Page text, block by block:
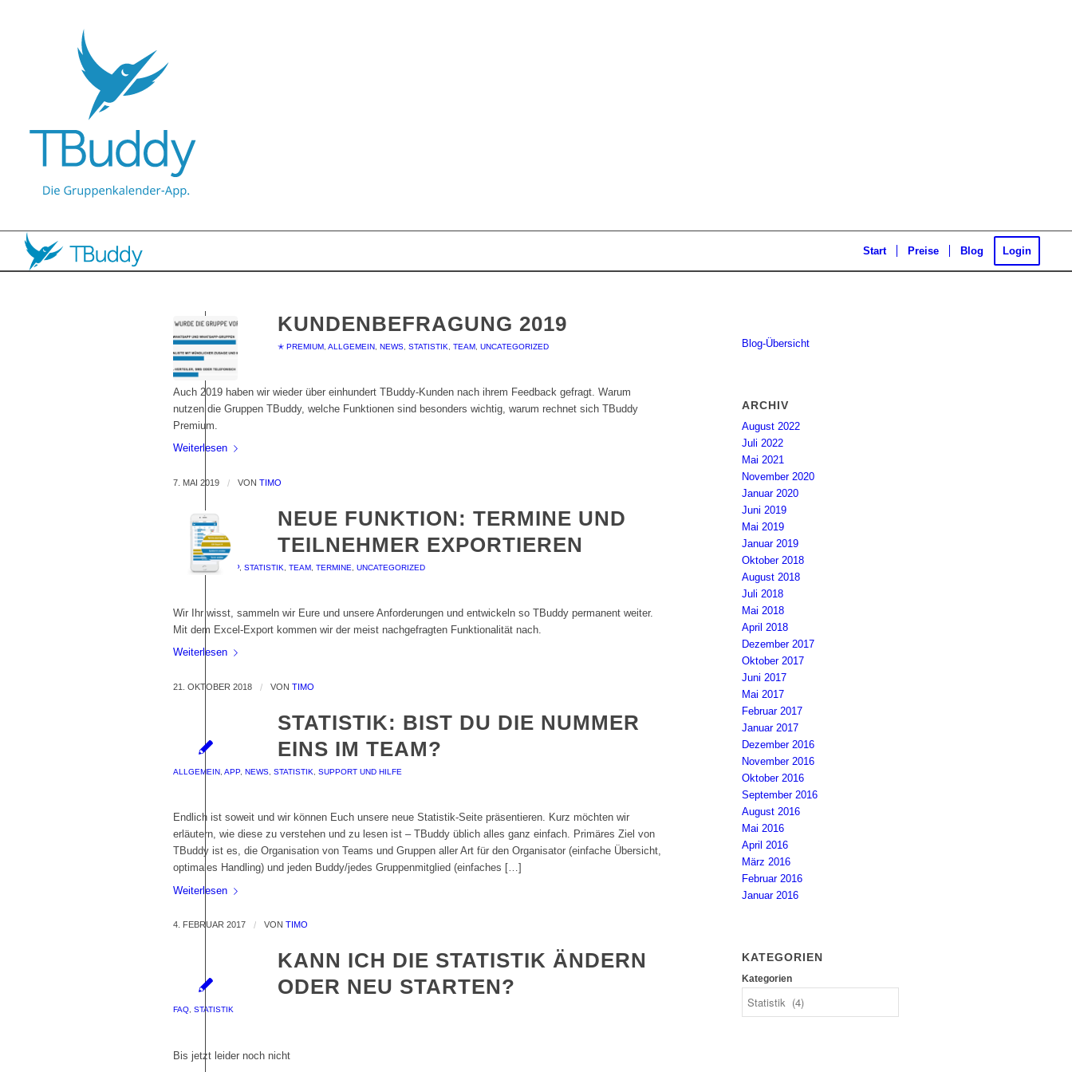
Start Preise Blog Login
KUNDENBEFRAGUNG 2019
✭ PREMIUM ALLGEMEIN NEWS STATISTIK TEAM UNCATEGORIZED
Auch 2019 haben wir wieder über einhundert TBuddy-Kunden nach ihrem Feedback gefragt. Warum
nutzen die Gruppen TBuddy, welche Funktionen sind besonders wichtig, warum rechnet sich TBuddy
Premium.
Weiterlesen
7. MAI 2019 / VON TIMO
NEUE FUNKTION: TERMINE UND
TEILNEHMER EXPORTIEREN
✭ PREMIUM APP, STATISTIK TEAM TERMINE UNCATEGORIZED
Wir Ihr wisst, sammeln wir Eure und unsere Anforderungen und entwickeln so TBuddy permanent weiter.
Mit dem Excel-Export kommen wir der meist nachgefragten Funktionalität nach.
Weiterlesen
21. OKTOBER 2018 / VON TIMO
STATISTIK: BIST DU DIE NUMMER
EINS IM TEAM?
ALLGEMEIN, APP, NEWS, STATISTIK, SUPPORT UND HILFE
Endlich ist soweit und wir können Euch unsere neue Statistik-Seite präsentieren. Kurz möchten wir
erläutern, wie diese zu verstehen und zu lesen ist – TBuddy üblich alles ganz einfach. Primäres Ziel von
TBuddy ist es, die Organisation von Teams und Gruppen aller Art für den Organisator (einfache Übersicht,
optimales Handling) und jeden Buddy/jedes Gruppenmitglied (einfaches […]
Weiterlesen
4. FEBRUAR 2017 / VON TIMO
KANN ICH DIE STATISTIK ÄNDERN
ODER NEU STARTEN?
FAQ, STATISTIK
Bis jetzt leider noch nicht
Blog-Übersicht
ARCHIV
August 2022
Juli 2022
Mai 2021
November 2020
Januar 2020
Juni 2019
Mai 2019
Januar 2019
Oktober 2018
August 2018
Juli 2018
Mai 2018
April 2018
Dezember 2017
Oktober 2017
Juni 2017
Mai 2017
Februar 2017
Januar 2017
Dezember 2016
November 2016
Oktober 2016
September 2016
August 2016
Mai 2016
April 2016
März 2016
Februar 2016
Januar 2016
KATEGORIEN
Kategorien